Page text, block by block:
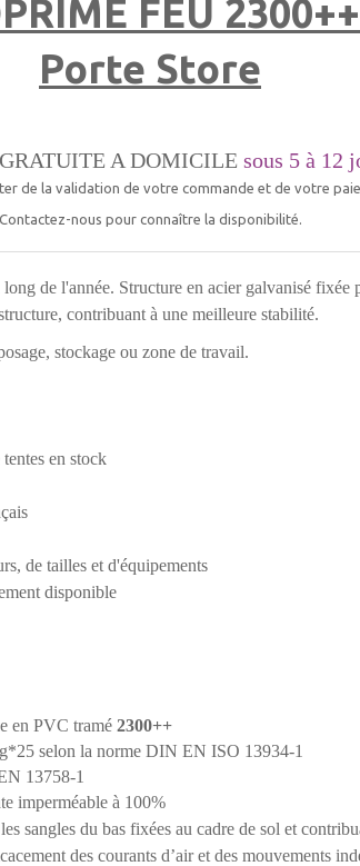
FEU
Porte Store
A DOMICILE sous 5 à 12
de la validation de votre commande et de votre
Contactez-nous pour connaître la disponibilité.
de l'année. Structure en acier galvanisé fixée
contribuant à une meilleure stabilité.
stockage ou zone de travail.
en stock
de tailles et d'équipements
disponible
en PVC tramé 2300++
selon la norme DIN EN ISO 13934-1
13758-1
imperméable à 100%
sangles du bas fixées au cadre de sol et
des courants d’air et des mouvements